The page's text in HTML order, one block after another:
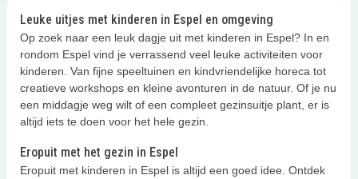
Leuke uitjes met kinderen in Espel en omgeving
Op zoek naar een leuk dagje uit met kinderen in Espel? In en
rondom Espel vind je verrassend veel leuke activiteiten voor
kinderen. Van fijne speeltuinen en kindvriendelijke horeca tot
creatieve workshops en kleine avonturen in de natuur. Of je nu
een middagje weg wilt of een compleet gezinsuitje plant, er is
altijd iets te doen voor het hele gezin.
Eropuit met het gezin in Espel
Eropuit met kinderen in Espel is altijd een goed idee. Ontdek